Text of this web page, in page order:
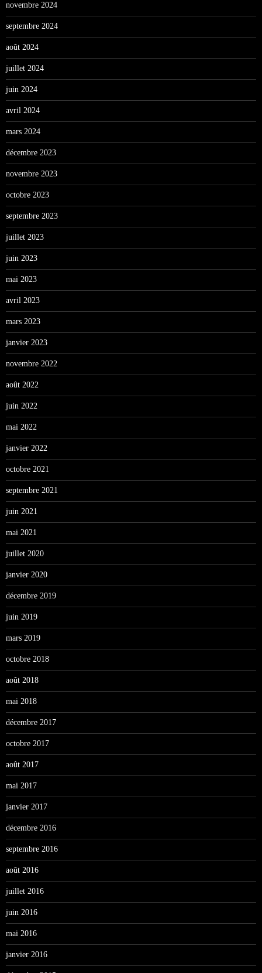
novembre 2024
septembre 2024
août 2024
juillet 2024
juin 2024
avril 2024
mars 2024
décembre 2023
novembre 2023
octobre 2023
septembre 2023
juillet 2023
juin 2023
mai 2023
avril 2023
mars 2023
janvier 2023
novembre 2022
août 2022
juin 2022
mai 2022
janvier 2022
octobre 2021
septembre 2021
juin 2021
mai 2021
juillet 2020
janvier 2020
décembre 2019
juin 2019
mars 2019
octobre 2018
août 2018
mai 2018
décembre 2017
octobre 2017
août 2017
mai 2017
janvier 2017
décembre 2016
septembre 2016
août 2016
juillet 2016
juin 2016
mai 2016
janvier 2016